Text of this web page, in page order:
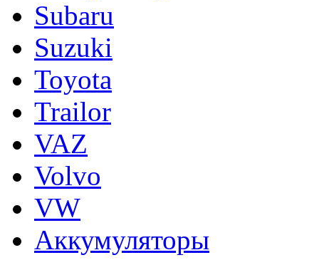
Subaru
Suzuki
Toyota
Trailor
VAZ
Volvo
VW
Аккумуляторы